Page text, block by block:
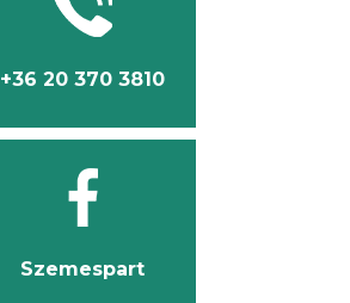
+36 20 370 3810
Szemespart